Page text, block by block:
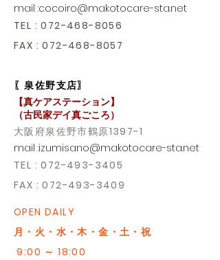
mail :cocoiro@makotocare-sta.net
TEL :072-468-8056
FAX :072-468-8057
〖泉佐野支店〗
【真ケアステーション】
​（古民家デイ真ごころ）
大阪府泉佐野市鶴原1397-1
mail :izumisano@makotocare-sta.net
TEL :072-493-3405
FAX :072-493-3409
OPEN DAILY
月・火・水・木・金・土・祝
9:00 ～ 18:00